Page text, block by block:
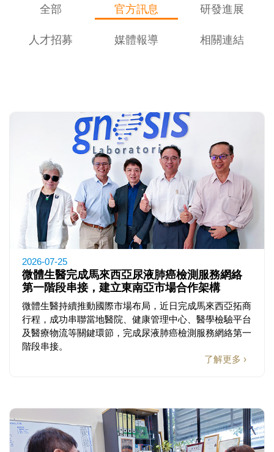
全部 官方訊息 研發進展
人才招募 媒體報導 相關連結
2026-07-25
微體生醫完成馬來西亞尿液肺癌檢測服務網絡
第一階段串接，建立東南亞市場合作架構
微體生醫持續推動國際市場布局，近日完成馬來西亞拓商
行程，成功串聯當地醫院、健康管理中心、醫學檢驗平台
及醫療物流等關鍵環節，完成尿液肺癌檢測服務網絡第一
階段串接。
了解更多 ›